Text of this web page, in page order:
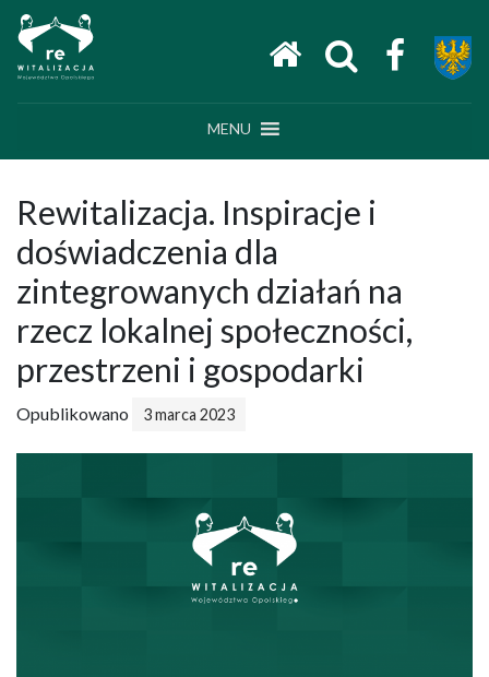
Main Navigation
MENU
Rewitalizacja. Inspiracje i
doświadczenia dla
zintegrowanych działań na
rzecz lokalnej społeczności,
przestrzeni i gospodarki
Opublikowano 3 marca 2023